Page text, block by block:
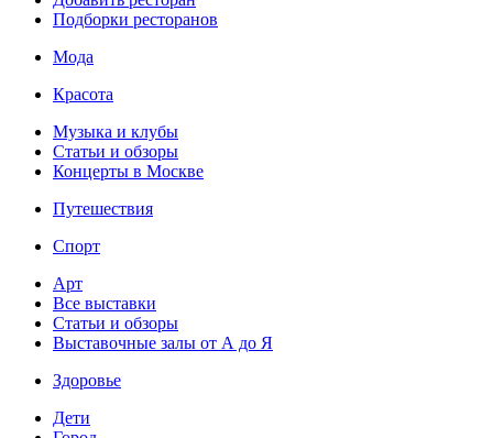
Подборки ресторанов
Мода
Красота
Музыка и клубы
Статьи и обзоры
Концерты в Москве
Путешествия
Спорт
Арт
Все выставки
Статьи и обзоры
Выставочные залы от А до Я
Здоровье
Дети